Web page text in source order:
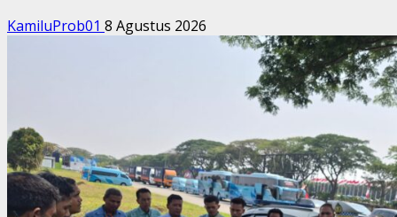
KamiluProb01 8 Agustus 2026